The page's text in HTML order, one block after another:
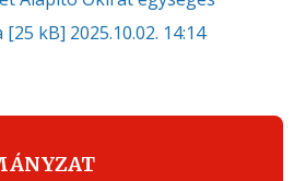
[25 kB] 2025.10.02. 14:14